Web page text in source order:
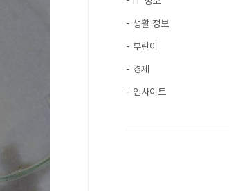
- 생활 정보
- 부린이
- 경제
- 인사이트